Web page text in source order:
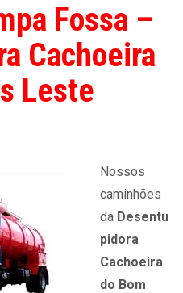
Fossa –
Cachoeira
Leste
Nossos
caminhões
da Desentu
pidora
Cachoeira
do Bom